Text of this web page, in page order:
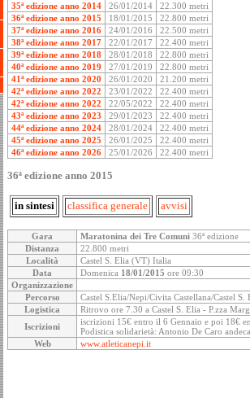
35ª edizione anno 2014
26/01/2014
22.300 metri
36ª edizione anno 2015
18/01/2015
22.800 metri
37ª edizione anno 2016
24/01/2016
22.500 metri
38ª edizione anno 2017
22/01/2017
22.400 metri
39ª edizione anno 2018
28/01/2018
22.800 metri
40ª edizione anno 2019
27/01/2019
22.800 metri
41ª edizione anno 2020
26/01/2020
21.200 metri
42ª edizione anno 2022
23/01/2022
22.400 metri
42ª edizione anno 2022
22/05/2022
22.400 metri
43ª edizione anno 2023
29/01/2023
22.400 metri
44ª edizione anno 2024
28/01/2024
22.400 metri
45ª edizione anno 2025
26/01/2025
22.400 metri
46ª edizione anno 2026
25/01/2026 22.400 metri
36ª edizione anno 2015
in sintesi classifica generale avvisi
Gara Maratonina dei Tre Comuni 36ª edizione
Distanza
22.800 metri
Località
Castel S. Elia (VT) Italia
Data
Domenica 18/01/2015 ore 09:30
Organizzazione
Percorso
Castel S.Elia/Nepi/Civita Castellana/Castel
Logistica
Ritrovo ore 7.30 a Castel S. Elia - P.zza
Iscrizioni
iscrizioni 15€ entro il 6 Gennaio e poi 18€
Podistica solidarietà: Antonio De Caro
Web
www.atleticanepi.it